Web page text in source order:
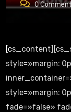
0
[cs_content][cs_section parallax=»false»
style=»margin:
style=»margin:
fade=»false»